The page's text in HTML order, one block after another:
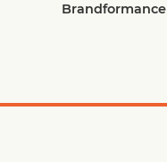
Brandformance